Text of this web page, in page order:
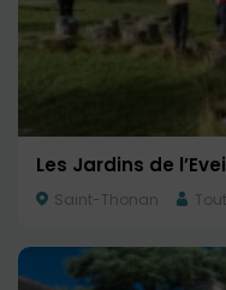
Les Jardins de
Saint-Thonan